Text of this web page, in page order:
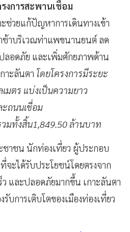
งการสะพานเชื่อม
ช่วยแก้ปัญหาการเดินทางเข้า
ช้าบริเวณท่าแพขนานยนต์ ลด
ลอดภัย และเพิ่มศักยภาพด้าน
าะลันตา โดยโครงการมีระยะ
มตร แบ่งเป็นความยาว
ะถนนเชื่อม
วมทั้งสิ้น1,849.50 ล้านบาท
ชาชน นักท่องเที่ยว ผู้ประกอบ
จะได้รับประโยชน์โดยตรงจาก
ว และปลอดภัยมากขึ้น เกาะลันตา
บการเติบโตของเมืองท่องเที่ยว